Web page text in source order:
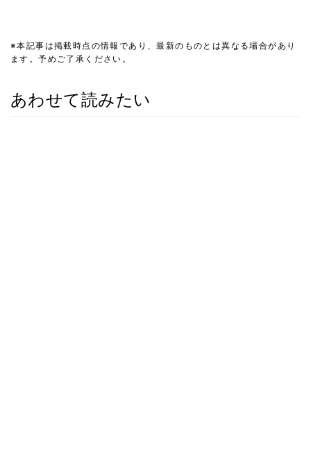
※本記事は掲載時点の情報であり、最新のものとは異なる場合があり
ます。予めご了承ください。
あわせて読みたい